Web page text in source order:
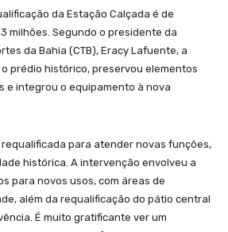
da Estação Calçada é de
milhões. Segundo o presidente da
da Bahia (CTB), Eracy Lafuente, a
prédio histórico, preservou elementos
e integrou o equipamento à nova
requalificada para atender novas funções,
histórica. A intervenção envolveu a
para novos usos, com áreas de
além da requalificação do pátio central
É muito gratificante ver um